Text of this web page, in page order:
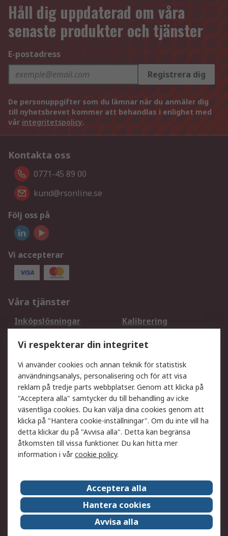
Håll dig uppdaterad om våra
senaste produkter och tjänster
E-postadress
Registrera dig
De personuppgifter som du lämnar när du anmäler dig
till nyhetsbrevet kommer att behandlas i enlighet med
vår integritetspolicy.
Kontakta oss
0771-45 89 00
kund@rsonline.se
Följ oss på
Vi accepterar
Våra tjänster
Inköpslösningar
Kalibrering
DesignSpark
Teknisk Support
Ditt lokala säljteam
Exportlösningar
Support
Få hjälp
Retur av varor
Leverans
Spåra din order
Begär en fakturakopi
Fördelar med RS-konto
Betalningsalternativ
Om RS
Försäljningsvillkor
Det juridiska
Press Centre
Jobba hos RS
ESG
Vi respekterar din integritet
Vi använder cookies och annan teknik för statistisk
användningsanalys, personalisering och för att visa
reklam på tredje parts webbplatser. Genom att klicka på
"Acceptera alla" samtycker du till behandling av icke
väsentliga cookies. Du kan välja dina cookies genom att
klicka på "Hantera cookie-inställningar". Om du inte vill ha
detta klickar du på "Avvisa alla". Detta kan begränsa
åtkomsten till vissa funktioner. Du kan hitta mer
information i vårcookie policy.
Acceptera alla
Hantera cookies
Avvisa alla